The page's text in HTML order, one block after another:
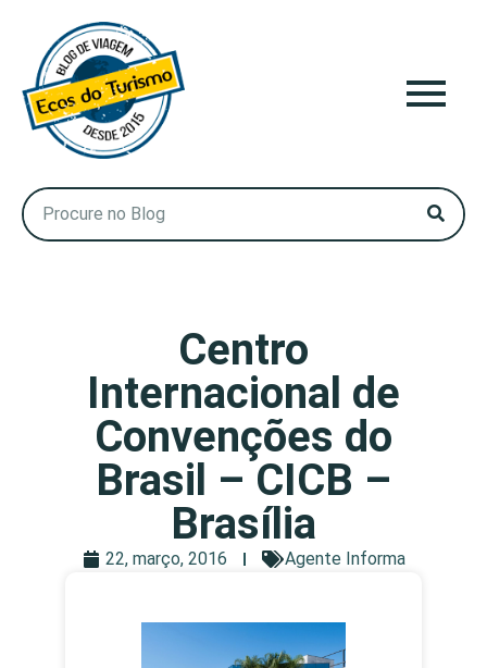
Centro
Internacional de
Convenções do
Brasil – CICB –
Brasília
22, março, 2016 Agente Informa